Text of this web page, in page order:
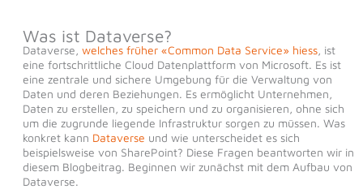
Was ist Dataverse?
Dataverse, welches früher «Common Data Service» hiess, ist
eine fortschrittliche Cloud Datenplattform von Microsoft. Es ist
eine zentrale und sichere Umgebung für die Verwaltung von
Daten und deren Beziehungen. Es ermöglicht Unternehmen,
Daten zu erstellen, zu speichern und zu organisieren, ohne sich
um die zugrunde liegende Infrastruktur sorgen zu müssen. Was
konkret kann Dataverse und wie unterscheidet es sich
beispielsweise von SharePoint? Diese Fragen beantworten wir in
diesem Blogbeitrag. Beginnen wir zunächst mit dem Aufbau von
Dataverse.